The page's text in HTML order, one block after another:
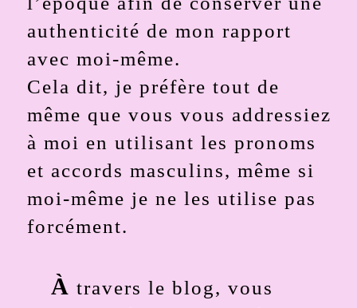
authenticité de mon rapport
avec moi-même.
Cela dit, je préfère tout de
même que vous vous addressiez
à moi en utilisant les pronoms
et accords masculins, même si
moi-même je ne les utilise pas
forcément.
À travers le blog, vous